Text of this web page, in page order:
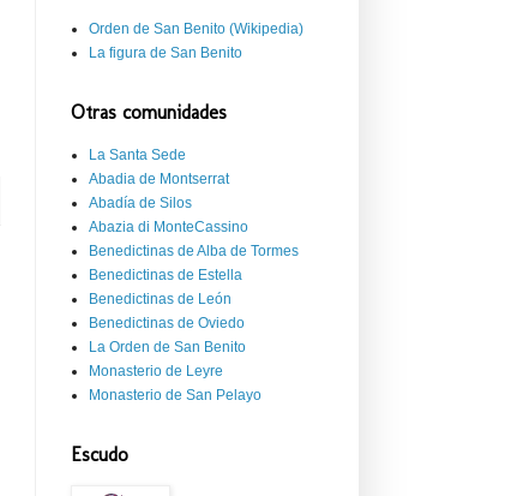
Orden de San Benito (Wikipedia)
La figura de San Benito
Otras comunidades
La Santa Sede
Abadia de Montserrat
Abadía de Silos
Abazia di MonteCassino
Benedictinas de Alba de Tormes
Benedictinas de Estella
Benedictinas de León
Benedictinas de Oviedo
La Orden de San Benito
Monasterio de Leyre
Monasterio de San Pelayo
Escudo